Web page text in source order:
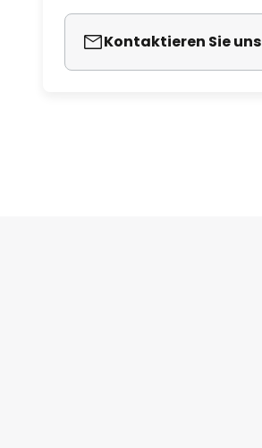
Kontaktieren Sie uns